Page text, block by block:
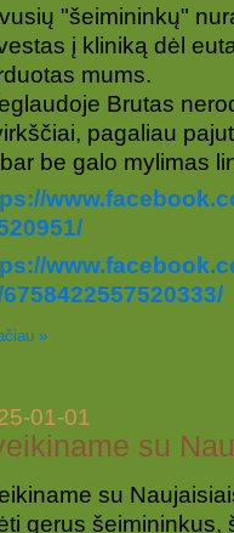
"šeimininkų"
į kliniką dėl
mums.
Brutas
pagaliau
be galo mylimas
»
01-01
su
su
gerus šeimininkus,